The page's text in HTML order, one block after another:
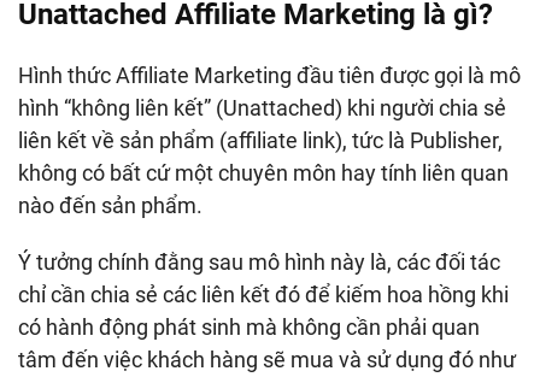
Unattached Affiliate Marketing là gì?
Hình thức Affiliate Marketing đầu tiên được gọi là mô
hình “không liên kết” (Unattached) khi người chia sẻ
liên kết về sản phẩm (affiliate link), tức là Publisher,
không có bất cứ một chuyên môn hay tính liên quan
nào đến sản phẩm.
Ý tưởng chính đằng sau mô hình này là, các đối tác
chỉ cần chia sẻ các liên kết đó để kiếm hoa hồng khi
có hành động phát sinh mà không cần phải quan
tâm đến việc khách hàng sẽ mua và sử dụng đó như